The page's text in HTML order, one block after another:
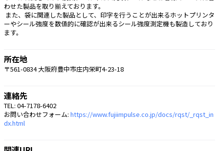
わせた製品を取り揃えております。
ーやシール強度を数値的に確認が出来るシール強度測定機も製造しており
ます。
所在地
〒561-0834 大阪府豊中市庄内栄町4-23-18
連絡先
TEL: 04-7178-6402
お問い合わせフォーム: https://www.fujiimpulse.co.jp/docs/rqst/_rqst_in
dx.html